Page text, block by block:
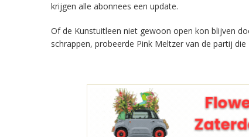
krijgen alle abonnees een update.
Of de Kunstuitleen niet gewoon open kon blijven
schrappen, probeerde Pink Meltzer van de partij